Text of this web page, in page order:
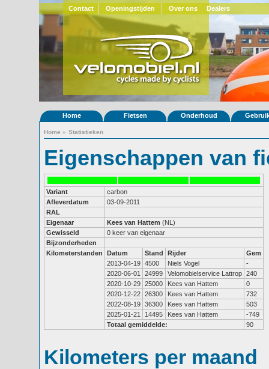
Contact Openingstijden Over ons Dealers
Home Fietsen Onderhoud
Home » Statistieken
Eigenschappen van
Variant
carbon
Afleverdatum
03-09-2011
RAL
Eigenaar
Kees van Hattem (NL)
Gewisseld
0 keer van eigenaar
Bijzonderheden
Kilometerstanden
Datum Stand Rijder
Gem
2013-04-19 4500 Niels Vogel
-
2020-06-01
24999 Velomobielservice Lattrop 240
2020-10-29 25000 Kees van Hattem
0
2020-12-22 26300 Kees van Hattem
732
2022-08-19 36300 Kees van Hattem
503
2025-01-21
14495 Kees van Hattem
-749
Totaal gemiddelde:
90
Kilometers per maand